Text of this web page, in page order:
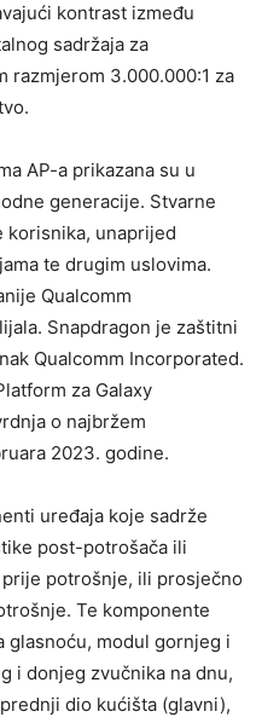
kontrast između
sadržaja za
razmjerom 3.000.000:1 za
AP-a prikazana su u
generacije. Stvarne
korisnika, unaprijed
te drugim uslovima.
Qualcomm
Snapdragon je zaštitni
Qualcomm Incorporated.
za Galaxy
o najbržem
2023. godine.
uređaja koje sadrže
post-potrošača ili
potrošnje, ili prosječno
Te komponente
glasnoću, modul gornjeg i
i donjeg zvučnika na dnu,
dio kućišta (glavni),